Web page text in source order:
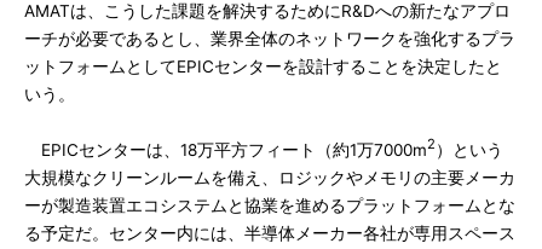
AMATは、こうした課題を解決するためにR&Dへの新たなアプロ
ーチが必要であるとし、業界全体のネットワークを強化するプラ
ットフォームとしてEPICセンターを設計することを決定したと
いう。
EPICセンターは、18万平方フィート（約1万7000m2 ）という
大規模なクリーンルームを備え、ロジックやメモリの主要メーカ
ーが製造装置エコシステムと協業を進めるプラットフォームとな
る予定だ。センター内には、半導体メーカー各社が専用スペース